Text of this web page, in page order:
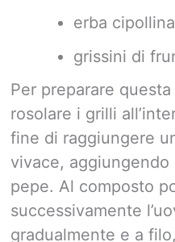
erba cipollina
grissini di
Per preparare
rosolare i grilli
fine di raggiungere
vivace,
pepe. Al composto
successivamente
gradualmente e a